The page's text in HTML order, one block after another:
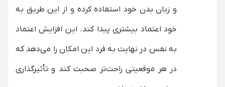
و زبان بدن خود استفاده کرده و از این طریق به
خود اعتماد بیشتری پیدا کند. این افزایش اعتماد
به نفس در نهایت به فرد این امکان را می‌دهد که
در هر موقعیتی راحت‌تر صحبت کند و تأثیرگذاری